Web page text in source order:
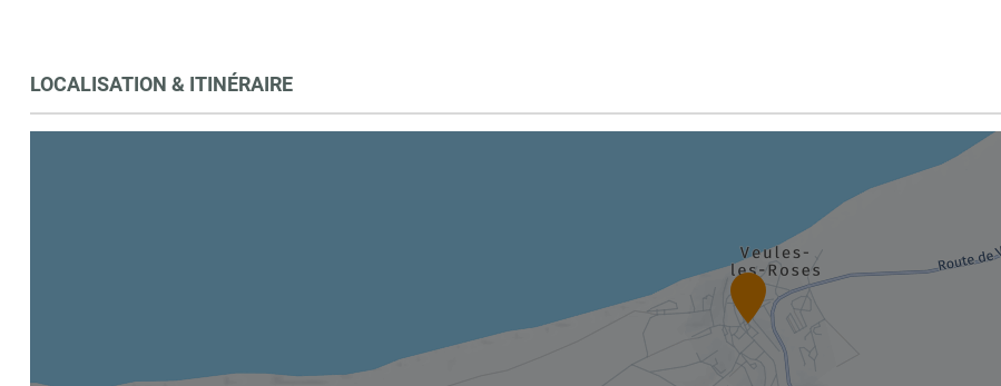
LOCALISATION & ITINÉRAIRE